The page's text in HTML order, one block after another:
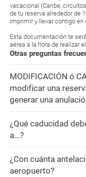
vacacional (Caribe,
de tu reserva alrededor de
imprimir y llevar contigo en
Esta documentación te
aérea a la hora de realizar
Otras preguntas
MODIFICACIÓN ó
modificar una
generar una
¿Qué caducidad
a...?
¿Con cuánta
aeropuerto?